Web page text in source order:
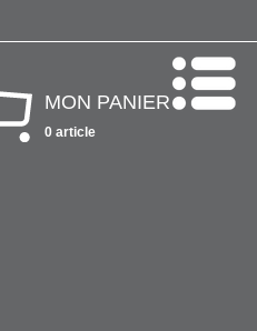
MON PANIER
0 article